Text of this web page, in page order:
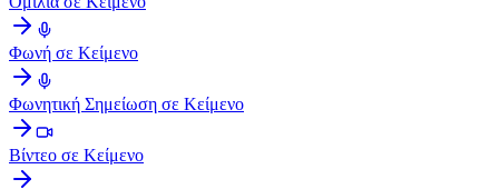
Φωνή σε Κείμενο
Φωνητική Σημείωση σε Κείμενο
Βίντεο σε Κείμενο